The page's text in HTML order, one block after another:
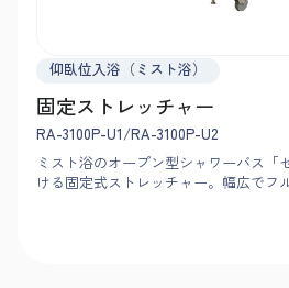
仰臥位入浴（ミスト浴）
固定ストレッチャー
RA-3100P-U1/RA-3100P-U2
ミスト浴のオープン型シャワーバス「
ける固定式ストレッチャー。幅広でフ